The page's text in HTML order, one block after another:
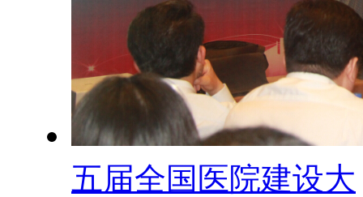
五届全国医院建设大